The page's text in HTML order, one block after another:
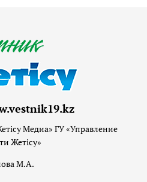
Медиа» ГУ «Управление
Жетісу»
М.А.